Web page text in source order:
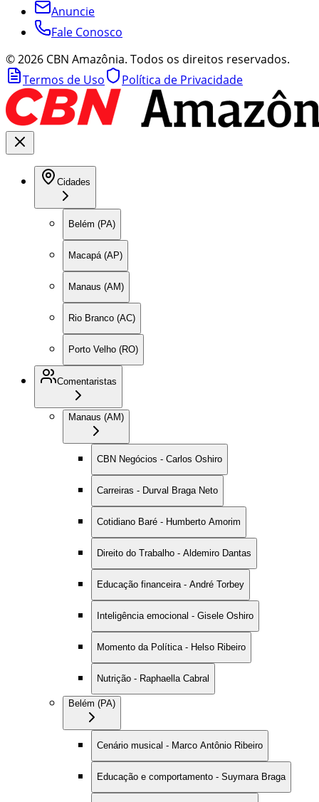
Anuncie
Fale Conosco
©2026 CBN Amazônia. Todos os direitos reservados.
Termos de Uso
Política de Privacidade
Cidades
Belém (PA)
Macapá (AP)
Manaus (AM)
Rio Branco (AC)
Porto Velho (RO)
Comentaristas
Manaus (AM)
CBN Negócios - Carlos Oshiro
Carreiras - Durval Braga Neto
Cotidiano Baré - Humberto Amorim
Direito do Trabalho - Aldemiro Dantas
Educação financeira - André Torbey
Inteligência emocional - Gisele Oshiro
Momento da Política - Helso Ribeiro
Nutrição - Raphaella Cabral
Belém (PA)
Cenário musical - Marco Antônio Ribeiro
Educação e comportamento - Suymara Braga